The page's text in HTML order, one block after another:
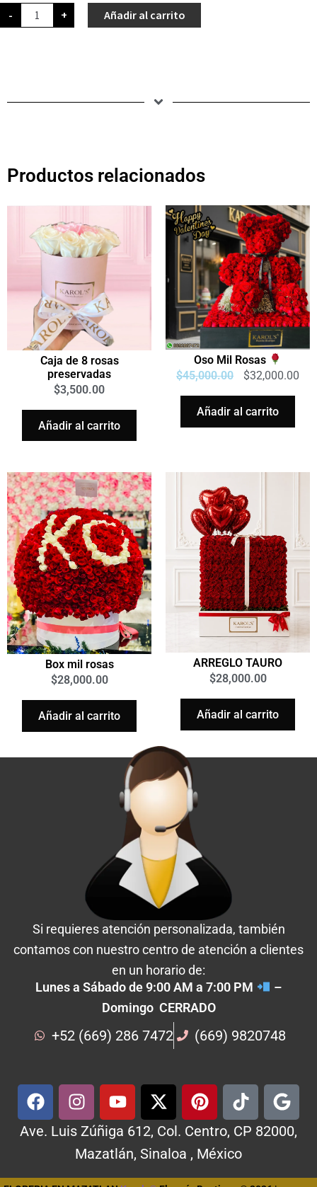
- + Añadir al carrito
Productos relacionados
Caja de 8 rosas
preservadas
$3,500.00
Añadir al carrito
Oso Mil Rosas
$45,000.00 $32,000.00
Añadir al carrito
Box mil rosas
$28,000.00
Añadir al carrito
ARREGLO TAURO
$28,000.00
Añadir al carrito
Si requieres atención personalizada, también
contamos con nuestro centro de atención a clientes
en un horario de:
Lunes a Sábado de 9:00 AM a 7:00 PM
–
Domingo CERRADO
+52 (669) 286 7472 (669) 9820748
Ave. Luis Zúñiga 612, Col. Centro, CP 82000,
Mazatlán, Sinaloa , México